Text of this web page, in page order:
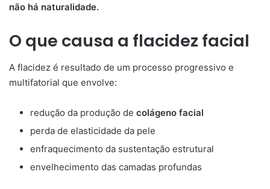
não há naturalidade.
O que causa a flacidez facial
A flacidez é resultado de um processo progressivo e
multifatorial que envolve:
redução da produção de colágeno facial
perda de elasticidade da pele
enfraquecimento da sustentação estrutural
envelhecimento das camadas profundas